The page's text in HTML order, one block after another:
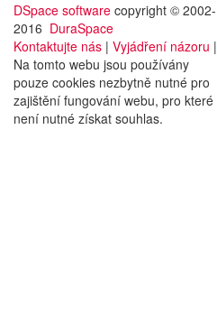
DSpace software copyright © 2002-
2016 DuraSpace
Kontaktujte nás | Vyjádření názoru |
Na tomto webu jsou používány
pouze cookies nezbytně nutné pro
zajištění fungování webu, pro které
není nutné získat souhlas.